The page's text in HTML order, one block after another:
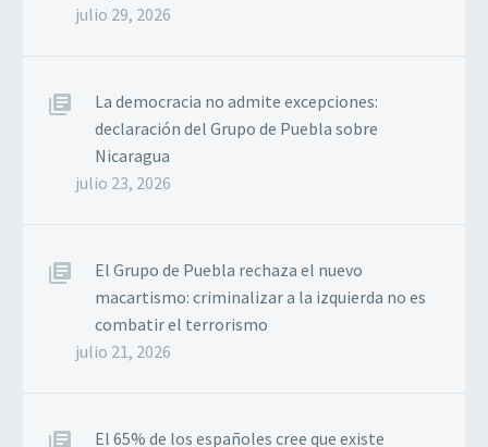
julio 29, 2026
La democracia no admite excepciones:
declaración del Grupo de Puebla sobre
Nicaragua
julio 23, 2026
El Grupo de Puebla rechaza el nuevo
macartismo: criminalizar a la izquierda no es
combatir el terrorismo
julio 21, 2026
El 65% de los españoles cree que existe